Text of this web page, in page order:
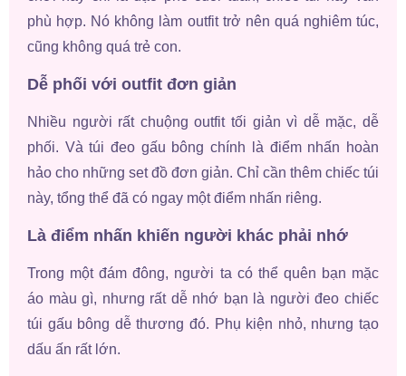
phù hợp. Nó không làm outfit trở nên quá nghiêm túc,
cũng không quá trẻ con.
Dễ phối với outfit đơn giản
Nhiều người rất chuộng outfit tối giản vì dễ mặc, dễ
phối. Và túi đeo gấu bông chính là điểm nhấn hoàn
hảo cho những set đồ đơn giản. Chỉ cần thêm chiếc túi
này, tổng thể đã có ngay một điểm nhấn riêng.
Là điểm nhấn khiến người khác phải nhớ
Trong một đám đông, người ta có thể quên bạn mặc
áo màu gì, nhưng rất dễ nhớ bạn là người đeo chiếc
túi gấu bông dễ thương đó. Phụ kiện nhỏ, nhưng tạo
dấu ấn rất lớn.